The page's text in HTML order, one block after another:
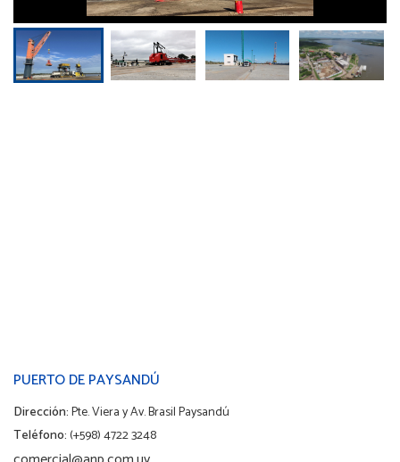
PUERTO DE PAYSANDÚ
Dirección:Pte. Viera y Av. Brasil Paysandú
Teléfono:(+598) 4722 3248